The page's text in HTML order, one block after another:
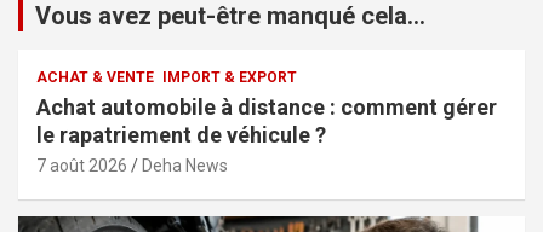
Vous avez peut-être manqué cela...
ACHAT & VENTE IMPORT & EXPORT
Achat automobile à distance : comment gérer
le rapatriement de véhicule ?
7 août 2026 Deha News